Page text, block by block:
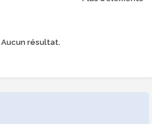
résultat.